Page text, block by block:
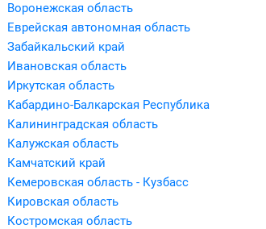
Воронежская область
Еврейская автономная область
Забайкальский край
Ивановская область
Иркутская область
Кабардино-Балкарская Республика
Калининградская область
Калужская область
Камчатский край
Кемеровская область - Кузбасс
Кировская область
Костромская область